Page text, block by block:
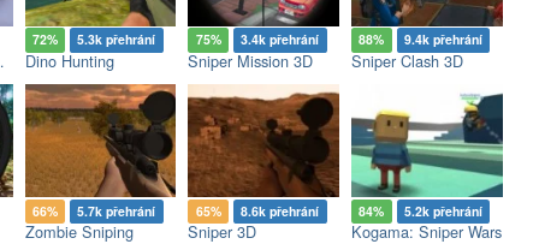
72% 5.3k přehrání
Dino Hunting
75% 3.4k přehrání
Sniper Mission 3D
88% 9.4k přehrání
Sniper Clash 3D
66% 5.7k přehrání
Zombie Sniping
65% 8.6k přehrání
Sniper 3D
84% 5.2k přehrání
Kogama: Sniper Wars